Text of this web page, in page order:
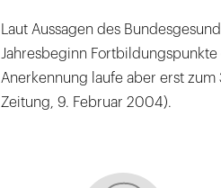
Laut Aussagen des
Jahresbeginn
Anerkennung laufe aber erst
Zeitung, 9. Februar 2004).